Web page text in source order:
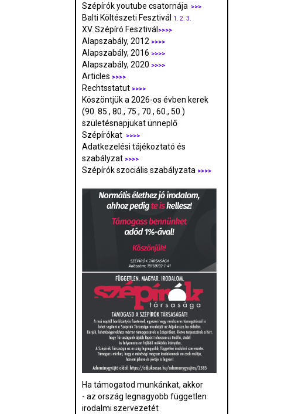
Szépírók youtube csatornája >>>
Balti Költészeti Fesztivál 1. 2. 3.
XV. Szépíró Fesztivál >>>>
Alapszabály, 2012 >>>>
Alapszabály, 2016 >>>>
Alapszabály, 2020 >>>>
Articles >>>>
Rechtsstatut >>>>
Köszöntjük a 2026-os évben kerek
(90. 85., 80., 75., 70., 60., 50.)
születésnapjukat ünneplő
Szépírókat
>>>>
Adatkezelési tájékoztató és
szabályzat >>>>
Szépírók szociális szabályzata >>>>
Ha támogatod munkánkat, akkor
- az ország legnagyobb független
irodalmi szervezetét